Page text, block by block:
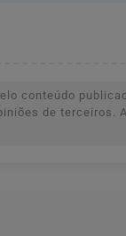
conteúdo
de terceiros.